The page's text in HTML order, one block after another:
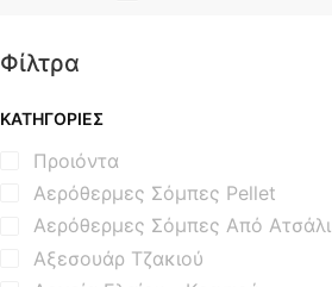
Φίλτρα
ΚΑΤΗΓΟΡΊΕΣ
Προιόντα
Αερόθερμες Σόμπες Pellet
Αερόθερμες Σόμπες Από Ατσάλι
Αξεσουάρ Τζακιού